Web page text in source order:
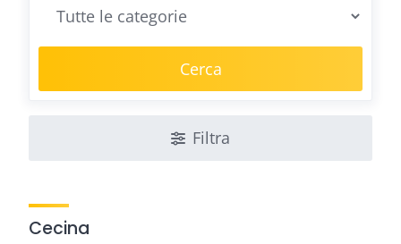
Cerca
Filtra
Cecina